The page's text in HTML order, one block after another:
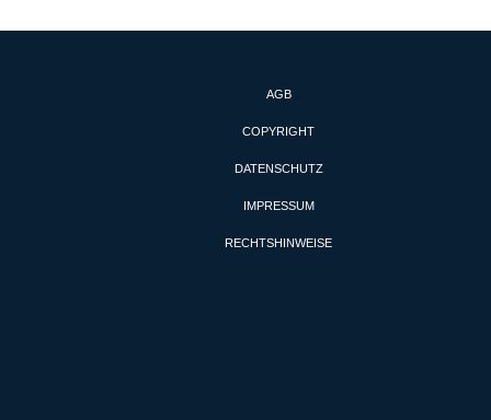
AGB
COPYRIGHT
DATENSCHUTZ
IMPRESSUM
RECHTSHINWEISE